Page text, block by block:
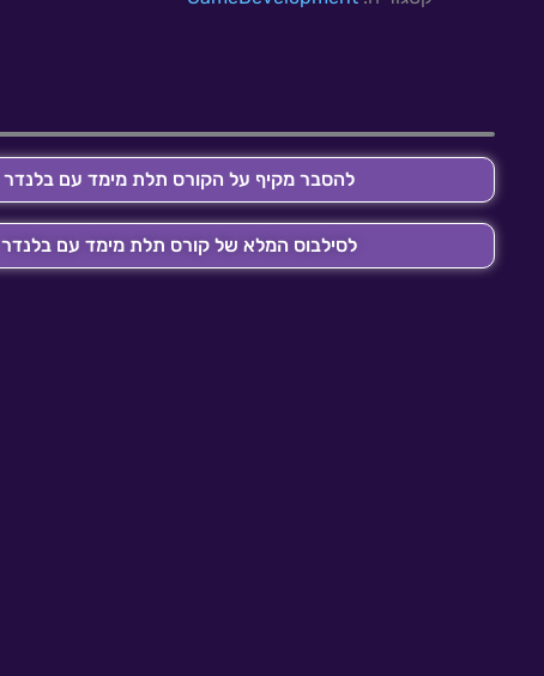
להסבר מקיף על הקורס תלת מימד עם בלנדר
לסילבוס המלא של קורס תלת מימד עם בלנדר